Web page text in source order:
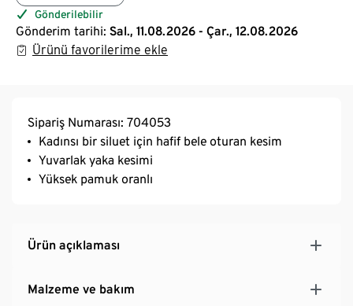
Gönderilebilir
Gönderim tarihi: Sal., 11.08.2026 - Çar., 12.08.2026
Ürünü favorilerime ekle
Sipariş Numarası: 704053
Kadınsı bir siluet için hafif bele oturan kesim
Yuvarlak yaka kesimi
Yüksek pamuk oranlı
Ürün açıklaması
Malzeme ve bakım